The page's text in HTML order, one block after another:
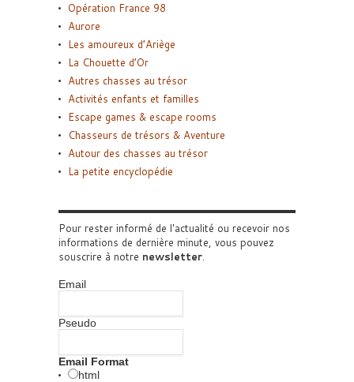
Opération France 98
Aurore
Les amoureux d’Ariège
La Chouette d’Or
Autres chasses au trésor
Activités enfants et familles
Escape games & escape rooms
Chasseurs de trésors & Aventure
Autour des chasses au trésor
La petite encyclopédie
Pour rester informé de l'actualité ou recevoir nos
informations de dernière minute, vous pouvez
souscrire à notre newsletter.
Email
Pseudo
Email Format
html